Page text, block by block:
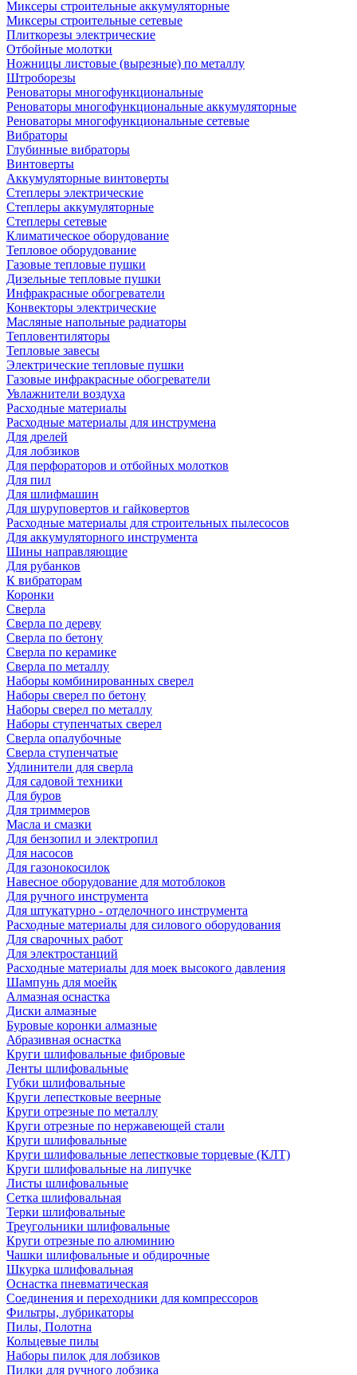
Миксеры строительные аккумуляторные
Миксеры строительные сетевые
Плиткорезы электрические
Отбойные молотки
Ножницы листовые (вырезные) по металлу
Штроборезы
Реноваторы многофункциональные
Реноваторы многофункциональные аккумуляторные
Реноваторы многофункциональные сетевые
Вибраторы
Глубинные вибраторы
Винтоверты
Аккумуляторные винтоверты
Степлеры электрические
Степлеры аккумуляторные
Степлеры сетевые
Климатическое оборудование
Тепловое оборудование
Газовые тепловые пушки
Дизельные тепловые пушки
Инфракрасные обогреватели
Конвекторы электрические
Масляные напольные радиаторы
Тепловентиляторы
Тепловые завесы
Электрические тепловые пушки
Газовые инфракрасные обогреватели
Увлажнители воздуха
Расходные материалы
Расходные материалы для инструмена
Для дрелей
Для лобзиков
Для перфораторов и отбойных молотков
Для пил
Для шлифмашин
Для шуруповертов и гайковертов
Расходные материалы для строительных пылесосов
Для аккумуляторного инструмента
Шины направляющие
Для рубанков
К вибраторам
Коронки
Сверла
Сверла по дереву
Сверла по бетону
Сверла по керамике
Сверла по металлу
Наборы комбинированных сверел
Наборы сверел по бетону
Наборы сверел по металлу
Наборы ступенчатых сверел
Сверла опалубочные
Сверла ступенчатые
Удлинители для сверла
Для садовой техники
Для буров
Для триммеров
Масла и смазки
Для бензопил и электропил
Для насосов
Для газонокосилок
Навесное оборудование для мотоблоков
Для ручного инструмента
Для штукатурно - отделочного инструмента
Расходные материалы для силового оборудования
Для сварочных работ
Для электростанций
Расходные материалы для моек высокого давления
Шампунь для моейк
Алмазная оснастка
Диски алмазные
Буровые коронки алмазные
Абразивная оснастка
Круги шлифовальные фибровые
Ленты шлифовальные
Губки шлифовальные
Круги лепестковые веерные
Круги отрезные по металлу
Круги отрезные по нержавеющей стали
Круги шлифовальные
Круги шлифовальные лепестковые торцевые (КЛТ)
Круги шлифовальные на липучке
Листы шлифовальные
Сетка шлифовальная
Терки шлифовальные
Треугольники шлифовальные
Круги отрезные по алюминию
Чашки шлифовальные и обдирочные
Шкурка шлифовальная
Оснастка пневматическая
Соединения и переходники для компрессоров
Фильтры, лубрикаторы
Пилы, Полотна
Кольцевые пилы
Наборы пилок для лобзиков
Пилки для ручного лобзика